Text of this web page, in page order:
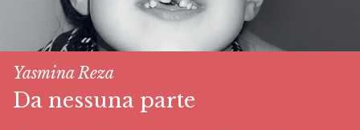
Yasmina Reza
Da nessuna parte